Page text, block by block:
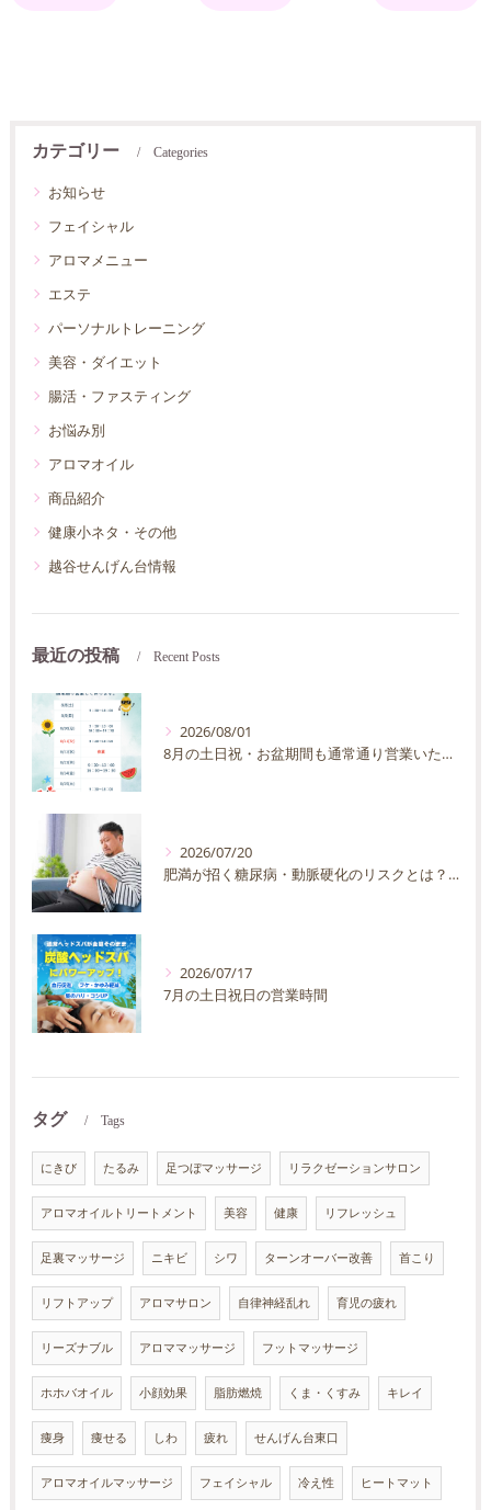
カテゴリー Categories
お知らせ
フェイシャル
アロマメニュー
エステ
パーソナルトレーニング
美容・ダイエット
腸活・ファスティング
お悩み別
アロマオイル
商品紹介
健康小ネタ・その他
越谷せんげん台情報
最近の投稿 Recent Posts
2026/08/01
8月の土日祝・お盆期間も通常通り営業いたします
2026/07/20
肥満が招く糖尿病・動脈硬化のリスクとは？30代40代男性が今すぐ始めたい予防法を徹底解説
2026/07/17
7月の土日祝日の営業時間
タグ Tags
にきび たるみ 足つぼマッサージ リラクゼーションサロン
アロマオイルトリートメント 美容 健康 リフレッシュ
足裏マッサージ ニキビ シワ ターンオーバー改善 首こり
リフトアップ アロマサロン 自律神経乱れ 育児の疲れ
リーズナブル アロママッサージ フットマッサージ
ホホバオイル 小顔効果 脂肪燃焼 くま・くすみ キレイ
痩身 痩せる しわ 疲れ せんげん台東口
アロマオイルマッサージ フェイシャル 冷え性 ヒートマット